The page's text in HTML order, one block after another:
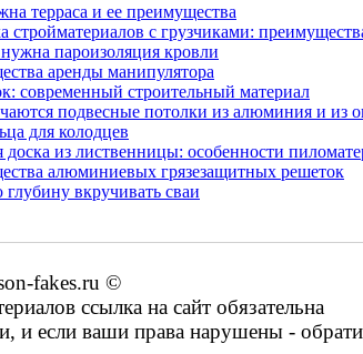
терраса и ее преимущества
стройматериалов с грузчиками:
пароизоляция кровли
аренды манипулятора
современный строительный материал
подвесные потолки из алюминия и из
для колодцев
доска из лиственницы: особенности
алюминиевых грязезащитных решеток
вкручивать сваи
fakes.ru ©
ссылка на сайт обязательна
и если ваши права нарушены -